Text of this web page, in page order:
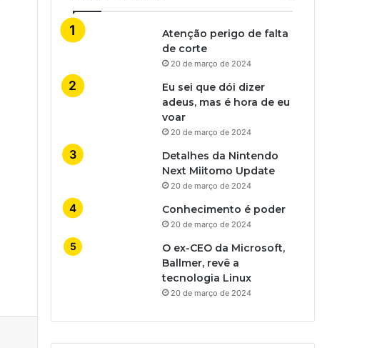
Atenção perigo de falta
de corte
20 de março de 2024
Eu sei que dói dizer
adeus, mas é hora de eu
voar
20 de março de 2024
Detalhes da Nintendo
Next Miitomo Update
20 de março de 2024
Conhecimento é poder
20 de março de 2024
O ex-CEO da Microsoft,
Ballmer, revê a
tecnologia Linux
20 de março de 2024